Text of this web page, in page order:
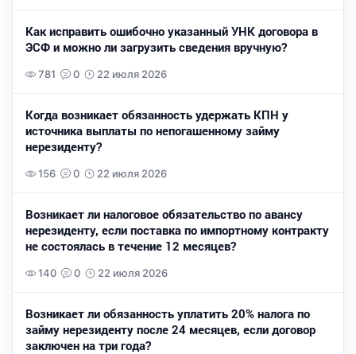
Как исправить ошибочно указанный УНК договора в
ЭСФ и можно ли загрузить сведения вручную?
781 0 22 июля 2026
Когда возникает обязанность удержать КПН у
источника выплаты по непогашенному займу
нерезиденту?
156 0 22 июля 2026
Возникает ли налоговое обязательство по авансу
нерезиденту, если поставка по импортному контракту
не состоялась в течение 12 месяцев?
140 0 22 июля 2026
Возникает ли обязанность уплатить 20% налога по
займу нерезиденту после 24 месяцев, если договор
заключен на три года?